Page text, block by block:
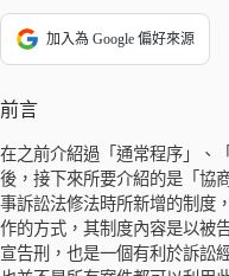
加入為 Google 偏好來源
前言
在之前介紹過「通常程序」、
後，接下來所要介紹的是「協
事訴訟法修法時所新增的制度
作的方式，其制度內容是以被
宣告刑，也是一個有利於訴訟